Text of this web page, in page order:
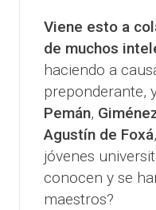
Viene esto a
de muchos
haciendo a
preponderante,
Pemán,
Agustín de Foxá,
jóvenes
conocen y se
maestros?